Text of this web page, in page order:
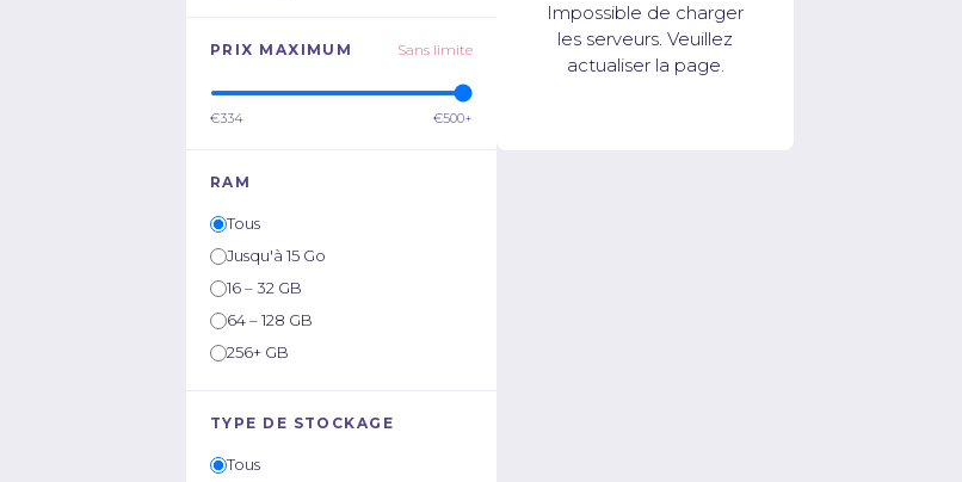
PRIX MAXIMUM Sans limite
€334 €500+
RAM
Tous
Jusqu'à 15 Go
16 – 32 GB
64 – 128 GB
256+ GB
TYPE DE STOCKAGE
Tous
Impossible de charger
les serveurs. Veuillez
actualiser la page.